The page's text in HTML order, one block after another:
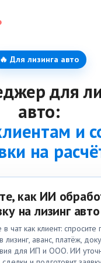
🔥 Для лизинга авто
для
авто:
и
на
как ИИ
на лизинг авто
чат как клиент: спросите
лизинг, аванс, платёж,
для ИП и ООО. ИИ